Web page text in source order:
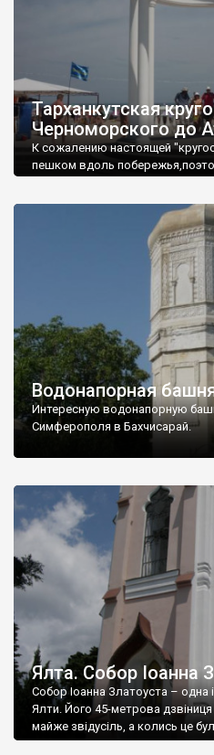
Тарханкутская
Черноморского до
К сожалению настоящей
пешком вдоль
Водонапорная
Интересную водонапорную
Симферополя в Бахчисарай.
Ялта. Собор Іоанна
Собор Іоанна Златоуста – одна
Ялти. Його 45-метрова дзвіниця
майже звідусіль, а колись це